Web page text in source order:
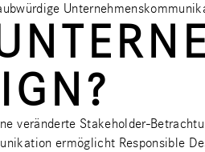
veränderte Stakeholder-
ermöglicht Responsible